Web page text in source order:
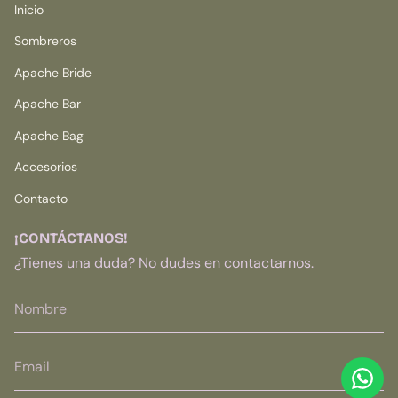
Inicio
Sombreros
Apache Bride
Apache Bar
Apache Bag
Accesorios
Contacto
¡CONTÁCTANOS!
¿Tienes una duda? No dudes en contactarnos.